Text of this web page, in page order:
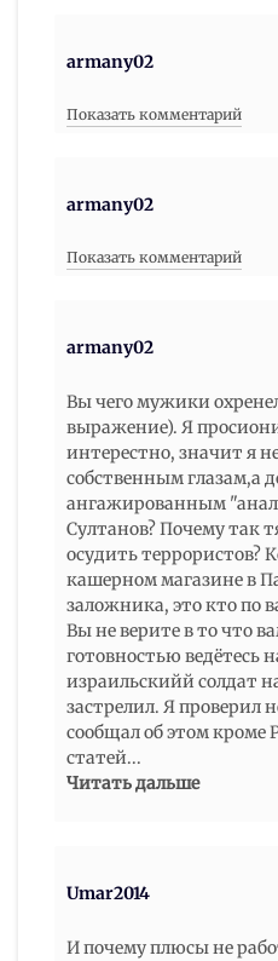
armany02
Показать комментарий
armany02
Показать комментарий
armany02
Вы чего мужики
выражение). Я
интерестно, значит я
собственным глазам,а
ангажированным
Султанов? Почему так
осудить террористов?
кашерном магазине в
заложника, это кто по
Вы не верите в то что
готовностью ведётесь
израильскийй солдат
застрелил. Я проверил
сообщал об этом кроме
статей...
Читать дальше
Umar2014
И почему плюсы не